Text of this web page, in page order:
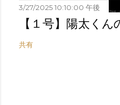
3/27/2025 10:10:00 午後
【１号】陽太く
共有